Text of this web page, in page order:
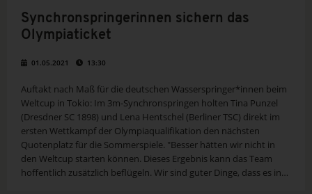
Synchronspringerinnen sichern das
Olympiaticket
01.05.2021 13:30
Auftakt nach Maß für die deutschen Wasserspringer*innen beim
Weltcup in Tokio: Im 3m-Synchronspringen holten Tina Punzel
(Dresdner SC 1898) und Lena Hentschel (Berliner TSC) direkt im
ersten Wettkampf der Olympiaqualifikation den nächsten
Quotenplatz für die Sommerspiele. "Besser hätten wir nicht in
den Weltcup starten können. Dieses Ergebnis kann das Team
hoffentlich zusätzlich beflügeln. Wir sind guter Dinge, dass es in